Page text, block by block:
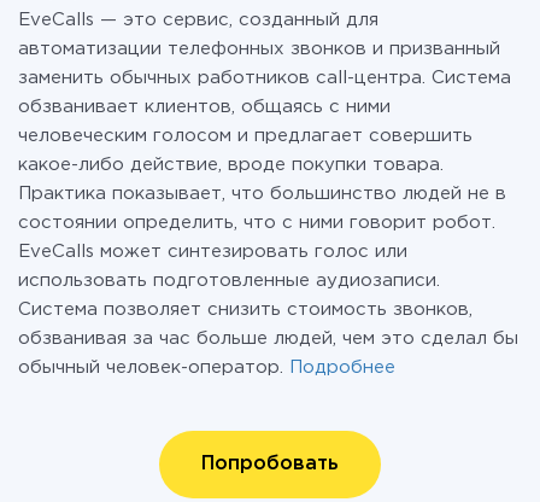
EveCalls — это сервис, созданный для
автоматизации телефонных звонков и призванный
заменить обычных работников call-центра. Система
обзванивает клиентов, общаясь с ними
человеческим голосом и предлагает совершить
какое-либо действие, вроде покупки товара.
Практика показывает, что большинство людей не в
состоянии определить, что с ними говорит робот.
EveCalls может синтезировать голос или
использовать подготовленные аудиозаписи.
Система позволяет снизить стоимость звонков,
обзванивая за час больше людей, чем это сделал бы
обычный человек-оператор.
Подробнее
Попробовать